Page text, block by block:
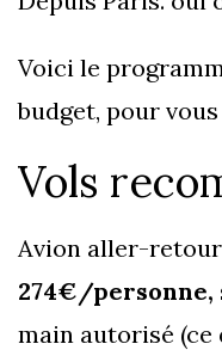
Voici le
budget, pour
Vols
Avion aller-retour
274€/personne,
main autorisé